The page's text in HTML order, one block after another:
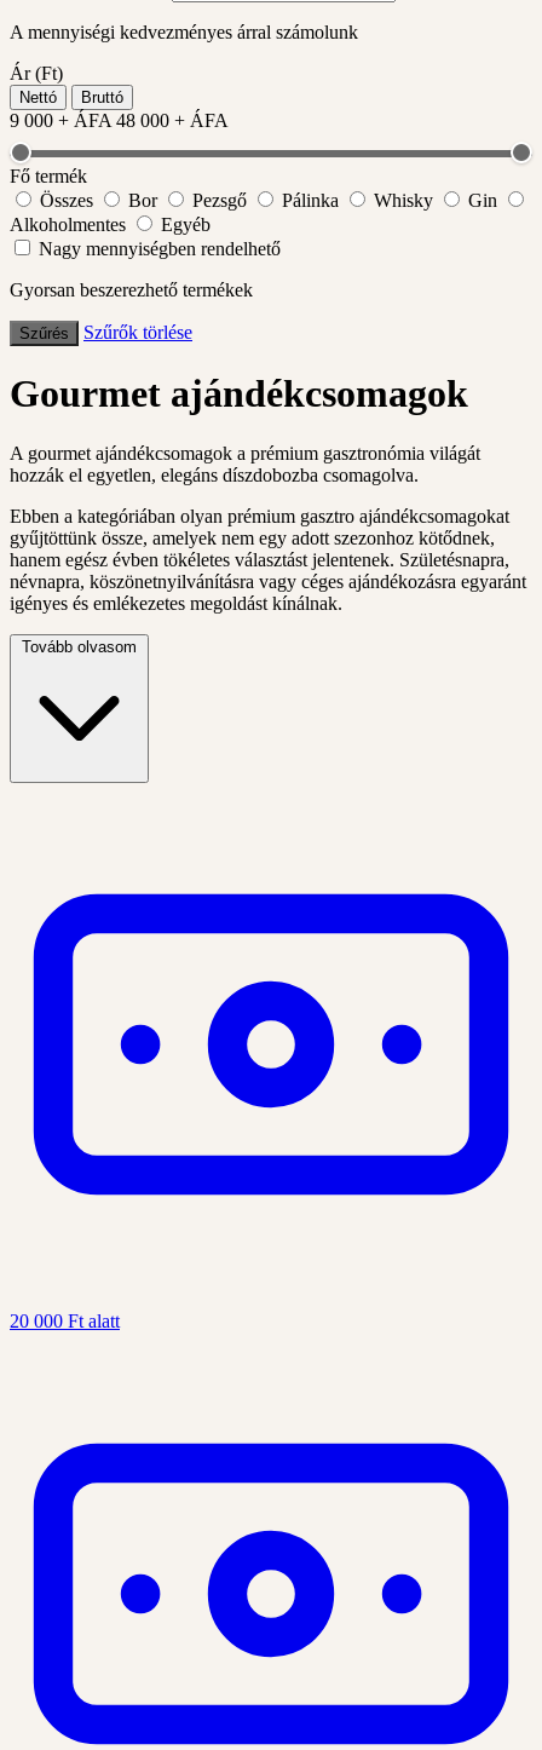
A mennyiségi kedvezményes árral számolunk
Ár (Ft)
Nettó Bruttó
9 000 + ÁFA 48 000 + ÁFA
Fő termék
Összes
Bor Pezsgő Pálinka Whisky
Gin
Alkoholmentes
Egyéb
Nagy mennyiségben rendelhető
Gyorsan beszerezhető termékek
Szűrés Szűrők törlése
Gourmet ajándékcsomagok
A gourmet ajándékcsomagok a prémium gasztronómia világát
hozzák el egyetlen, elegáns díszdobozba csomagolva.
Ebben a kategóriában olyan prémium gasztro ajándékcsomagokat
gyűjtöttünk össze, amelyek nem egy adott szezonhoz kötődnek,
hanem egész évben tökéletes választást jelentenek. Születésnapra,
névnapra, köszönetnyilvánításra vagy céges ajándékozásra egyaránt
igényes és emlékezetes megoldást kínálnak.
Tovább olvasom
20 000 Ft alatt